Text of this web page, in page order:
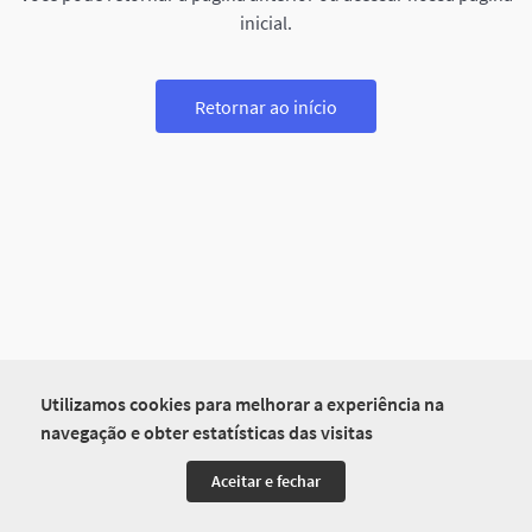
Utilizamos cookies para melhorar a experiência na
navegação e obter estatísticas das visitas
Aceitar e fechar
inicial.
Retornar ao início